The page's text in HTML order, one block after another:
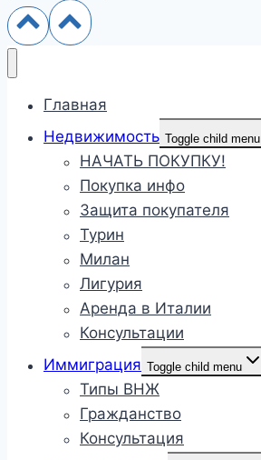
Главная
Недвижимость Toggle child menu
НАЧАТЬ ПОКУПКУ!
Покупка инфо
Защита покупателя
Турин
Милан
Лигурия
Аренда в Италии
Консультации
Иммиграция Toggle child menu
Типы ВНЖ
Гражданство
Консультация